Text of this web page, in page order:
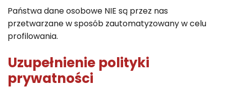
Państwa dane osobowe NIE są przez nas
przetwarzane w sposób zautomatyzowany w celu
profilowania.
Uzupełnienie polityki
prywatności